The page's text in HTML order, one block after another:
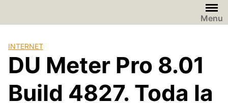
Menu
INTERNET
DU Meter Pro 8.01
Build 4827. Toda la